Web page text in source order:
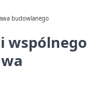
budowlanego
wspólnego